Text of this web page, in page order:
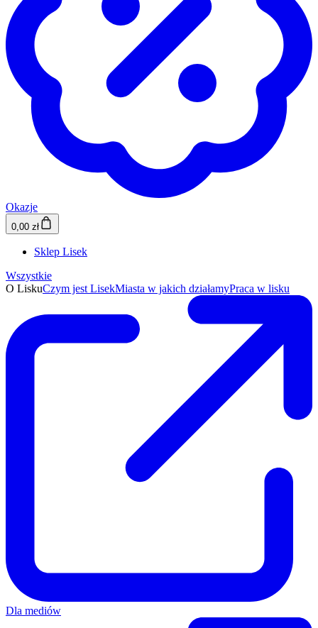
Okazje
0,00 zł
Sklep Lisek
Wszystkie
O LiskuCzym jest LisekMiasta w jakich działamyPraca w lisku
Dla mediów